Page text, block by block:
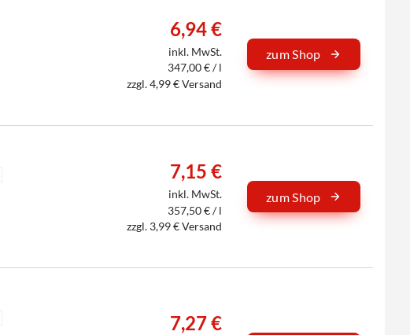
6,94 €
inkl. MwSt.
347,00 € / l
zzgl. 4,99 € Versand
zum Shop
7,15 €
inkl. MwSt.
357,50 € / l
zzgl. 3,99 € Versand
zum Shop
7,27 €